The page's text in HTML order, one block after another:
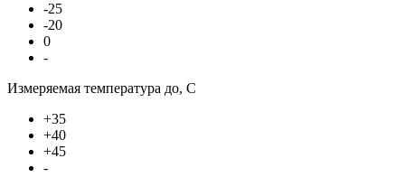
-25
-20
0
-
Измеряемая температура до, С
+35
+40
+45
-